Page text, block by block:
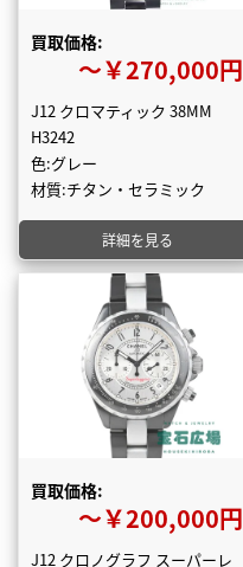
買取価格:
〜￥270,000円
J12 クロマティック 38MM
H3242
色:グレー
材質:チタン・セラミック
詳細を見る
買取価格:
〜￥200,000円
J12 クロノグラフ スーパーレ